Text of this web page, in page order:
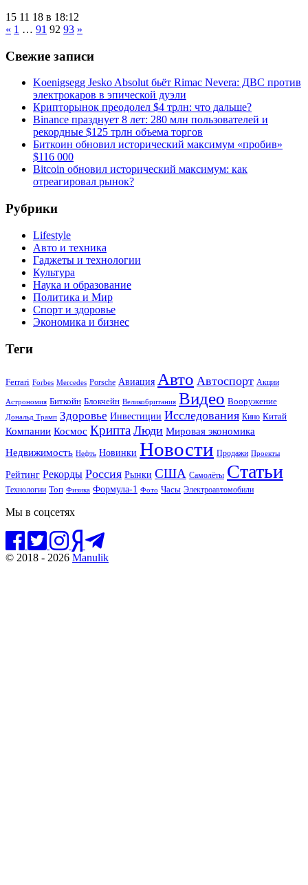
15 11 18 в 18:12
« 1 … 91 92 93 »
Свежие записи
Koenigsegg Jesko Absolut бьёт Rimac Nevera: ДВС против
электрокаров в эпической дуэли
Крипторынок преодолел $4 трлн: что дальше?
Binance празднует 8 лет: 280 млн пользователей и
рекордные $125 трлн объема торгов
Биткоин обновил исторический максимум «пробив»
$116 000
Bitcoin обновил исторический максимум: как
отреагировал рынок?
Рубрики
Lifestyle
Авто и техника
Гаджеты и технологии
Культура
Наука и образование
Политика и Мир
Спорт и здоровье
Экономика и бизнес
Теги
Ferrari Forbes Mercedes Porsche Авиация Авто Автоспорт Акции
Астрономия Биткойн Блокчейн Великобритания Видео Вооружение
Дональд Трамп Здоровье Инвестиции Исследования Кино Китай
Компании Космос Крипта Люди Мировая экономика
Недвижимость Нефть Новинки Новости Продажи Проекты
Рейтинг Рекорды Россия Рынки США Самолёты Статьи
Технологии Топ Физика Формула-1 Фото Часы Электроавтомобили
Мы в соцсетях
© 2018 - 2026 Manulik